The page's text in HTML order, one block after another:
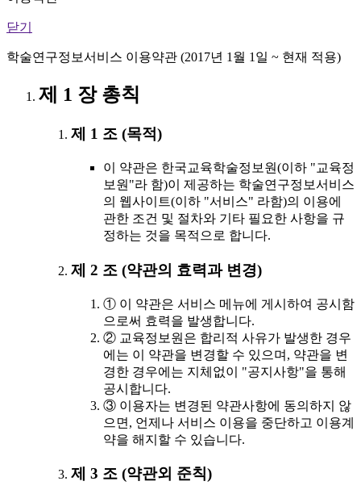
닫기
학술연구정보서비스 이용약관 (2017년 1월 1일 ~ 현재 적용)
제 1 장 총칙
제 1 조 (목적)
이 약관은 한국교육학술정보원(이하 "교육정
보원"라 함)이 제공하는 학술연구정보서비스
의 웹사이트(이하 "서비스" 라함)의 이용에
관한 조건 및 절차와 기타 필요한 사항을 규
정하는 것을 목적으로 합니다.
제 2 조 (약관의 효력과 변경)
① 이 약관은 서비스 메뉴에 게시하여 공시함
으로써 효력을 발생합니다.
② 교육정보원은 합리적 사유가 발생한 경우
에는 이 약관을 변경할 수 있으며, 약관을 변
경한 경우에는 지체없이 "공지사항"을 통해
공시합니다.
③ 이용자는 변경된 약관사항에 동의하지 않
으면, 언제나 서비스 이용을 중단하고 이용계
약을 해지할 수 있습니다.
제 3 조 (약관외 준칙)